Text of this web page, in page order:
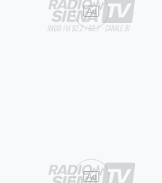
Ad
Ad